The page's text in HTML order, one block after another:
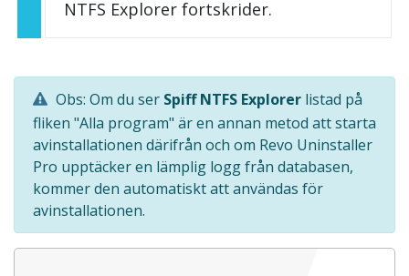
NTFS Explorer fortskrider.
Obs: Om du ser Spiff NTFS Explorer listad på
fliken "Alla program" är en annan metod att starta
avinstallationen därifrån och om Revo Uninstaller
Pro upptäcker en lämplig logg från databasen,
kommer den automatiskt att användas för
avinstallationen.